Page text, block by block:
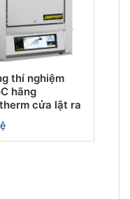
thí nghiệm
hãng
cửa lật ra